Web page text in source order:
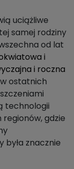
uciążliwe
samej rodziny
od lat
i
i roczna
w ostatnich
technologii
gdzie
znacznie